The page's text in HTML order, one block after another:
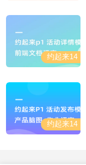
约起来14
约起来14